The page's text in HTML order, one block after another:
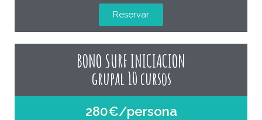
Reservar
BONO SURF INICIACION
grupal 10 cursos
280€/persona